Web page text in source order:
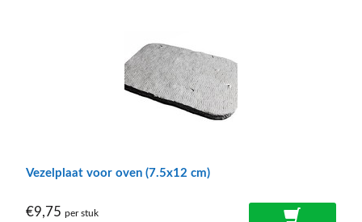
Vezelplaat voor oven (7.5x12 cm)
€9,75 per stuk